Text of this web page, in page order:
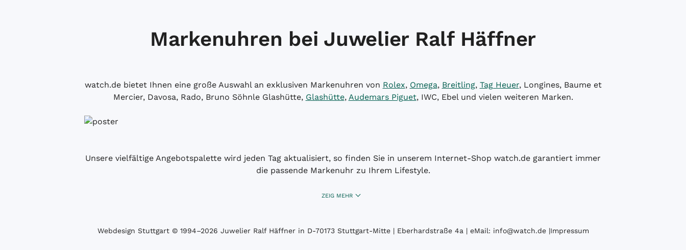
Markenuhren bei Juwelier Ralf Häffner
watch.de bietet Ihnen eine große Auswahl an exklusiven Markenuhren von Rolex, Omega, Breitling, Tag Heuer, Longines, Baume et
Mercier, Davosa, Rado, Bruno Söhnle Glashütte, Glashütte, Audemars Piguet, IWC, Ebel und vielen weiteren Marken.
Unsere vielfältige Angebotspalette wird jeden Tag aktualisiert, so finden Sie in unserem Internet-Shop watch.de garantiert immer
die passende Markenuhr zu Ihrem Lifestyle.
ZEIG MEHR
Webdesign Stuttgart© 1994­–2026 Juwelier Ralf Häffner in D-70173 Stuttgart-Mitte | Eberhardstraße 4a | eMail: info@watch.de|Impressum